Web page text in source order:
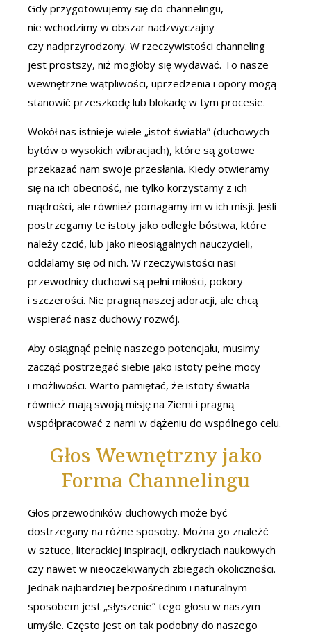
Gdy przygotowujemy się do channelingu,
nie wchodzimy w obszar nadzwyczajny
czy nadprzyrodzony. W rzeczywistości channeling
jest prostszy, niż mogłoby się wydawać. To nasze
wewnętrzne wątpliwości, uprzedzenia i opory mogą
stanowić przeszkodę lub blokadę w tym procesie.
Wokół nas istnieje wiele „istot światła” (duchowych
bytów o wysokich wibracjach), które są gotowe
przekazać nam swoje przesłania. Kiedy otwieramy
się na ich obecność, nie tylko korzystamy z ich
mądrości, ale również pomagamy im w ich misji. Jeśli
postrzegamy te istoty jako odległe bóstwa, które
należy czcić, lub jako nieosiągalnych nauczycieli,
oddalamy się od nich. W rzeczywistości nasi
przewodnicy duchowi są pełni miłości, pokory
i szczerości. Nie pragną naszej adoracji, ale chcą
wspierać nasz duchowy rozwój.
Aby osiągnąć pełnię naszego potencjału, musimy
zacząć postrzegać siebie jako istoty pełne mocy
i możliwości. Warto pamiętać, że istoty światła
również mają swoją misję na Ziemi i pragną
współpracować z nami w dążeniu do wspólnego celu.
Głos Wewnętrzny jako
Forma Channelingu
Głos przewodników duchowych może być
dostrzegany na różne sposoby. Można go znaleźć
w sztuce, literackiej inspiracji, odkryciach naukowych
czy nawet w nieoczekiwanych zbiegach okoliczności.
Jednak najbardziej bezpośrednim i naturalnym
sposobem jest „słyszenie” tego głosu w naszym
umyśle. Często jest on tak podobny do naszego